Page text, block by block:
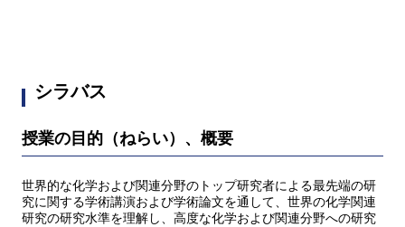
シラバス
授業の目的（ねらい）、概要
世界的な化学および関連分野のトップ研究者による最先端の研
究に関する学術講演および学術論文を通して、世界の化学関連
研究の研究水準を理解し、高度な化学および関連分野への研究